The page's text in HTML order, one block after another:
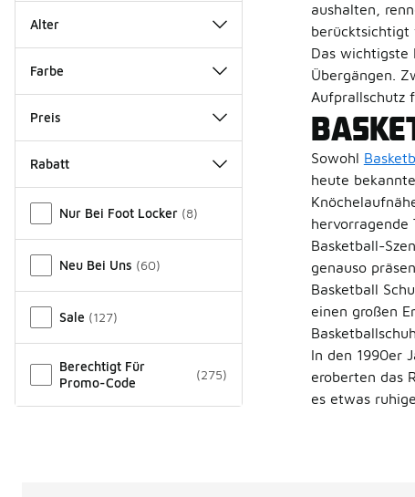
Alter
Farbe
Preis
Rabatt
Nur Bei Foot Locker (8)
Neu Bei Uns (60)
Sale (127)
Berechtigt Für
Promo-Code
(275)
aushalten,
berücktsichtigt
Das wichtigste
Übergängen.
Aufprallschutz
Sowohl
heute
hervorragende
Basketball-
genauso
Basketball
einen großen
In den 1990er
eroberten das
es etwas